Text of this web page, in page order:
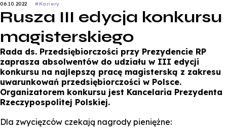
06.10.2022 #Kariery
Rusza III edycja konkursu
magisterskiego
Rada ds. Przedsiębiorczości przy Prezydencie RP
zaprasza absolwentów do udziału w III edycji
konkursu na najlepszą pracę magisterską z zakresu
uwarunkowań przedsiębiorczości w Polsce.
Organizatorem konkursu jest Kancelaria Prezydenta
Rzeczypospolitej Polskiej.
Dla zwycięzców czekają nagrody pieniężne: